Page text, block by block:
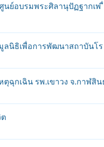
นย์อบรมพระศิลานุปัฏฐากเพ
นิธิเพื่อการพัฒนาสถาบันโ
ฉุกเฉิน รพ.เขาวง จ.กาฬสิ